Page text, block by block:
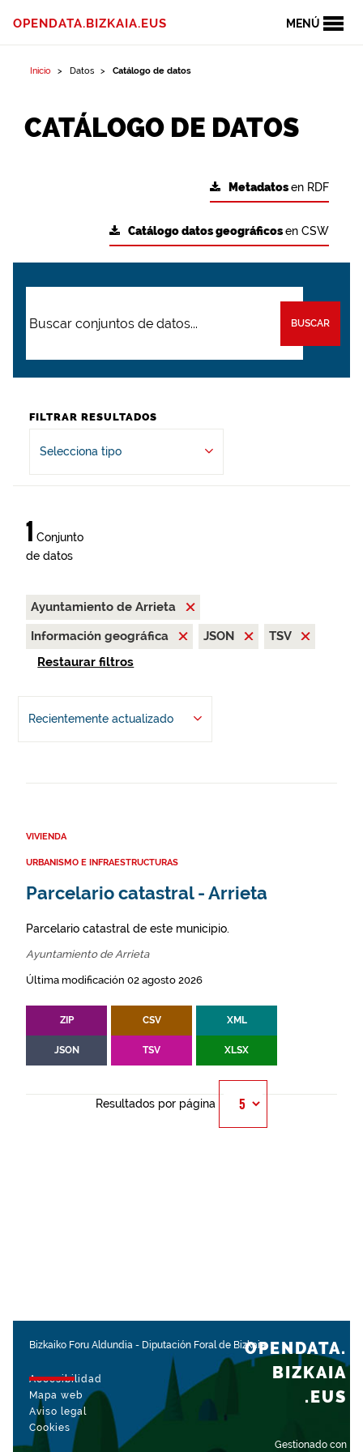
MENÚ
OPENDATA.BIZKAIA.EUS
Inicio Datos Catálogo de datos
CATÁLOGO DE DATOS
Metadatosen RDF
Catálogo datos geográficosen CSW
BUSCAR
FILTRAR RESULTADOS
Selecciona tipo
1 Conjunto
de datos
Ayuntamiento de Arrieta
Información geográfica
JSON
TSV
Restaurar filtros
Recientemente actualizado
VIVIENDA
URBANISMO E INFRAESTRUCTURAS
Parcelario catastral - Arrieta
Parcelario catastral de este municipio.
Ayuntamiento de Arrieta
Última modificación 02 agosto 2026
ZIP CSV XML
JSON TSV XLSX
Resultados por página
Bizkaiko Foru Aldundia - Diputación Foral de Bizkaia
Accesibilidad
Mapa web
Aviso legal
Cookies
Gestionado con
OPENDATA.
BIZKAIA
.EUS